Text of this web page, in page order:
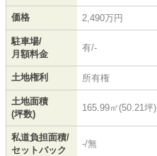
価格 2,490万円
駐車場/
月額料金
有/-
土地権利 所有権
土地面積
(坪数)
165.99㎡(50.21坪)
私道負担面積/
セットバック
-/無